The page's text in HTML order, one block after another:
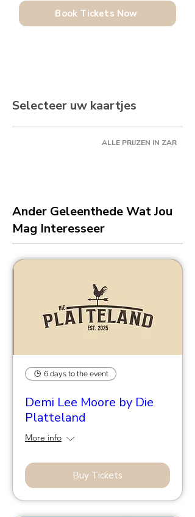
Book Tickets Now
Selecteer uw kaartjes
ALLE PRIJZEN IN ZAR
Ander Geleenthede Wat Jou
Mag Interesseer
6 days to the event
Demi Lee Moore by Die
Platteland
More info
Buy Tickets